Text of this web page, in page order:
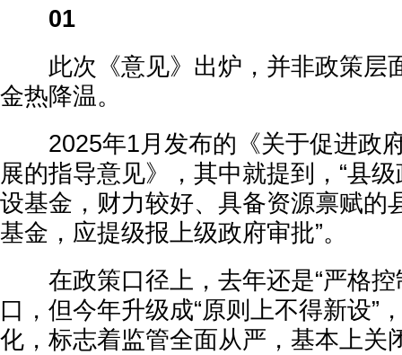
01
此次《意见》出炉，并非政策层
金热降温。
2025年1月发布的《关于促进政
展的指导意见》，其中就提到，“县
设基金，财力较好、具备资源禀赋的
基金，应提级报上级政府审批”。
在政策口径上，去年还是“严格控
口，但今年升级成“原则上不得新设”
化，标志着监管全面从严，基本上关